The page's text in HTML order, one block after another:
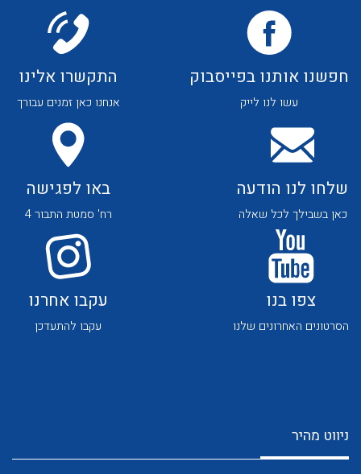
לכל מוצרי היצרן לכל מוצרי היצרן
חפשנו אותנו בפייסבוק
עשו לנו לייק
התקשרו אלינו
אנחנו כאן זמנים עבורך
שלחו לנו הודעה
כאן בשבילך לכל שאלה
באו לפגישה
רח' סמטת התבור 4
צפו בנו
הסרטונים האחרונים שלנו
עקבו אחרנו
עקבו להתעדכן
ניווט מהיר